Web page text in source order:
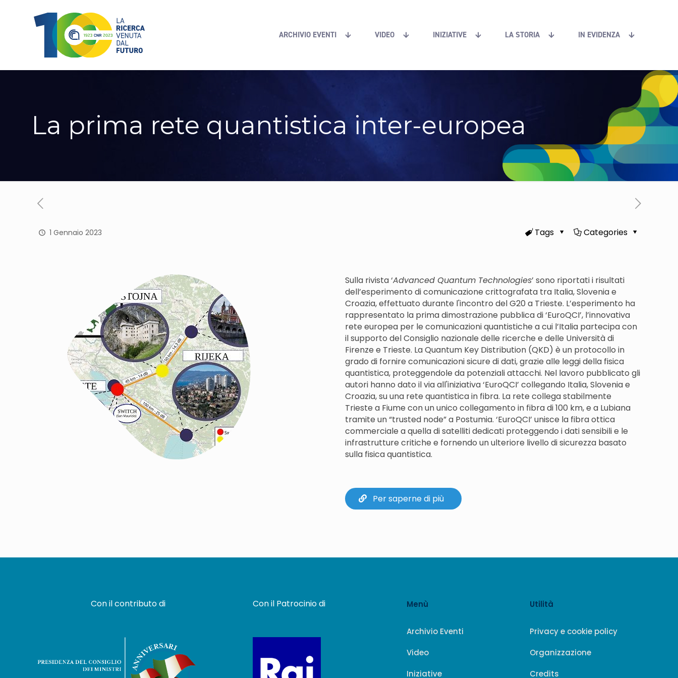
ARCHIVIO EVENTI VIDEO INIZIATIVE LA STORIA IN EVIDENZA
La prima rete quantistica inter-europea
1 Gennaio 2023 Categories
Tags
Sulla rivista ‘Advanced Quantum Technologies’ sono riportati i risultati
dell’esperimento di comunicazione crittografata tra Italia, Slovenia e
Croazia, effettuato durante l'incontro del G20 a Trieste. L’esperimento ha
rappresentato la prima dimostrazione pubblica di ‘EuroQCI’, l’innovativa
rete europea per le comunicazioni quantistiche a cui l’Italia partecipa con
il supporto del Consiglio nazionale delle ricerche e delle Università di
Firenze e Trieste. La Quantum Key Distribution (QKD) è un protocollo in
grado di fornire comunicazioni sicure di dati, grazie alle leggi della fisica
quantistica, proteggendole da potenziali attacchi. Nel lavoro pubblicato gli
autori hanno dato il via all'iniziativa ‘EuroQCI’ collegando Italia, Slovenia e
Croazia, su una rete quantistica in fibra. La rete collega stabilmente
Trieste a Fiume con un unico collegamento in fibra di 100 km, e a Lubiana
tramite un “trusted node” a Postumia. ‘EuroQCI’ unisce la fibra ottica
commerciale a quella di satelliti dedicati proteggendo i dati sensibili e le
infrastrutture critiche e fornendo un ulteriore livello di sicurezza basato
sulla fisica quantistica.
Per saperne di più
Con il contributo di Con il Patrocinio di Menù
Archivio Eventi
Video
Iniziative
Utilità
Privacy e cookie policy
Organizzazione
Credits